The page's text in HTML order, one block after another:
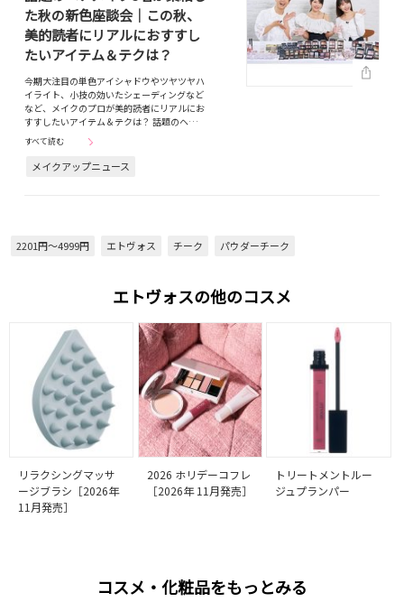
た秋の新色座談会｜この秋、
美的読者にリアルにおすすし
たいアイテム＆テクは？
今期大注目の単色アイシャドウやツヤツヤハ
イライト、小技の効いたシェーディングなど
など、メイクのプロが美的読者にリアルにお
すすしたいアイテム＆テクは？ 話題のヘ…
すべて読む
メイクアップニュース
2201円～4999円 エトヴォス チーク パウダーチーク
エトヴォスの他のコスメ
リラクシングマッサ
ージブラシ［2026年
11月発売］
2026 ホリデーコフレ
［2026年 11月発売］
トリートメントルー
ジュプランパー
コスメ・化粧品をもっとみる